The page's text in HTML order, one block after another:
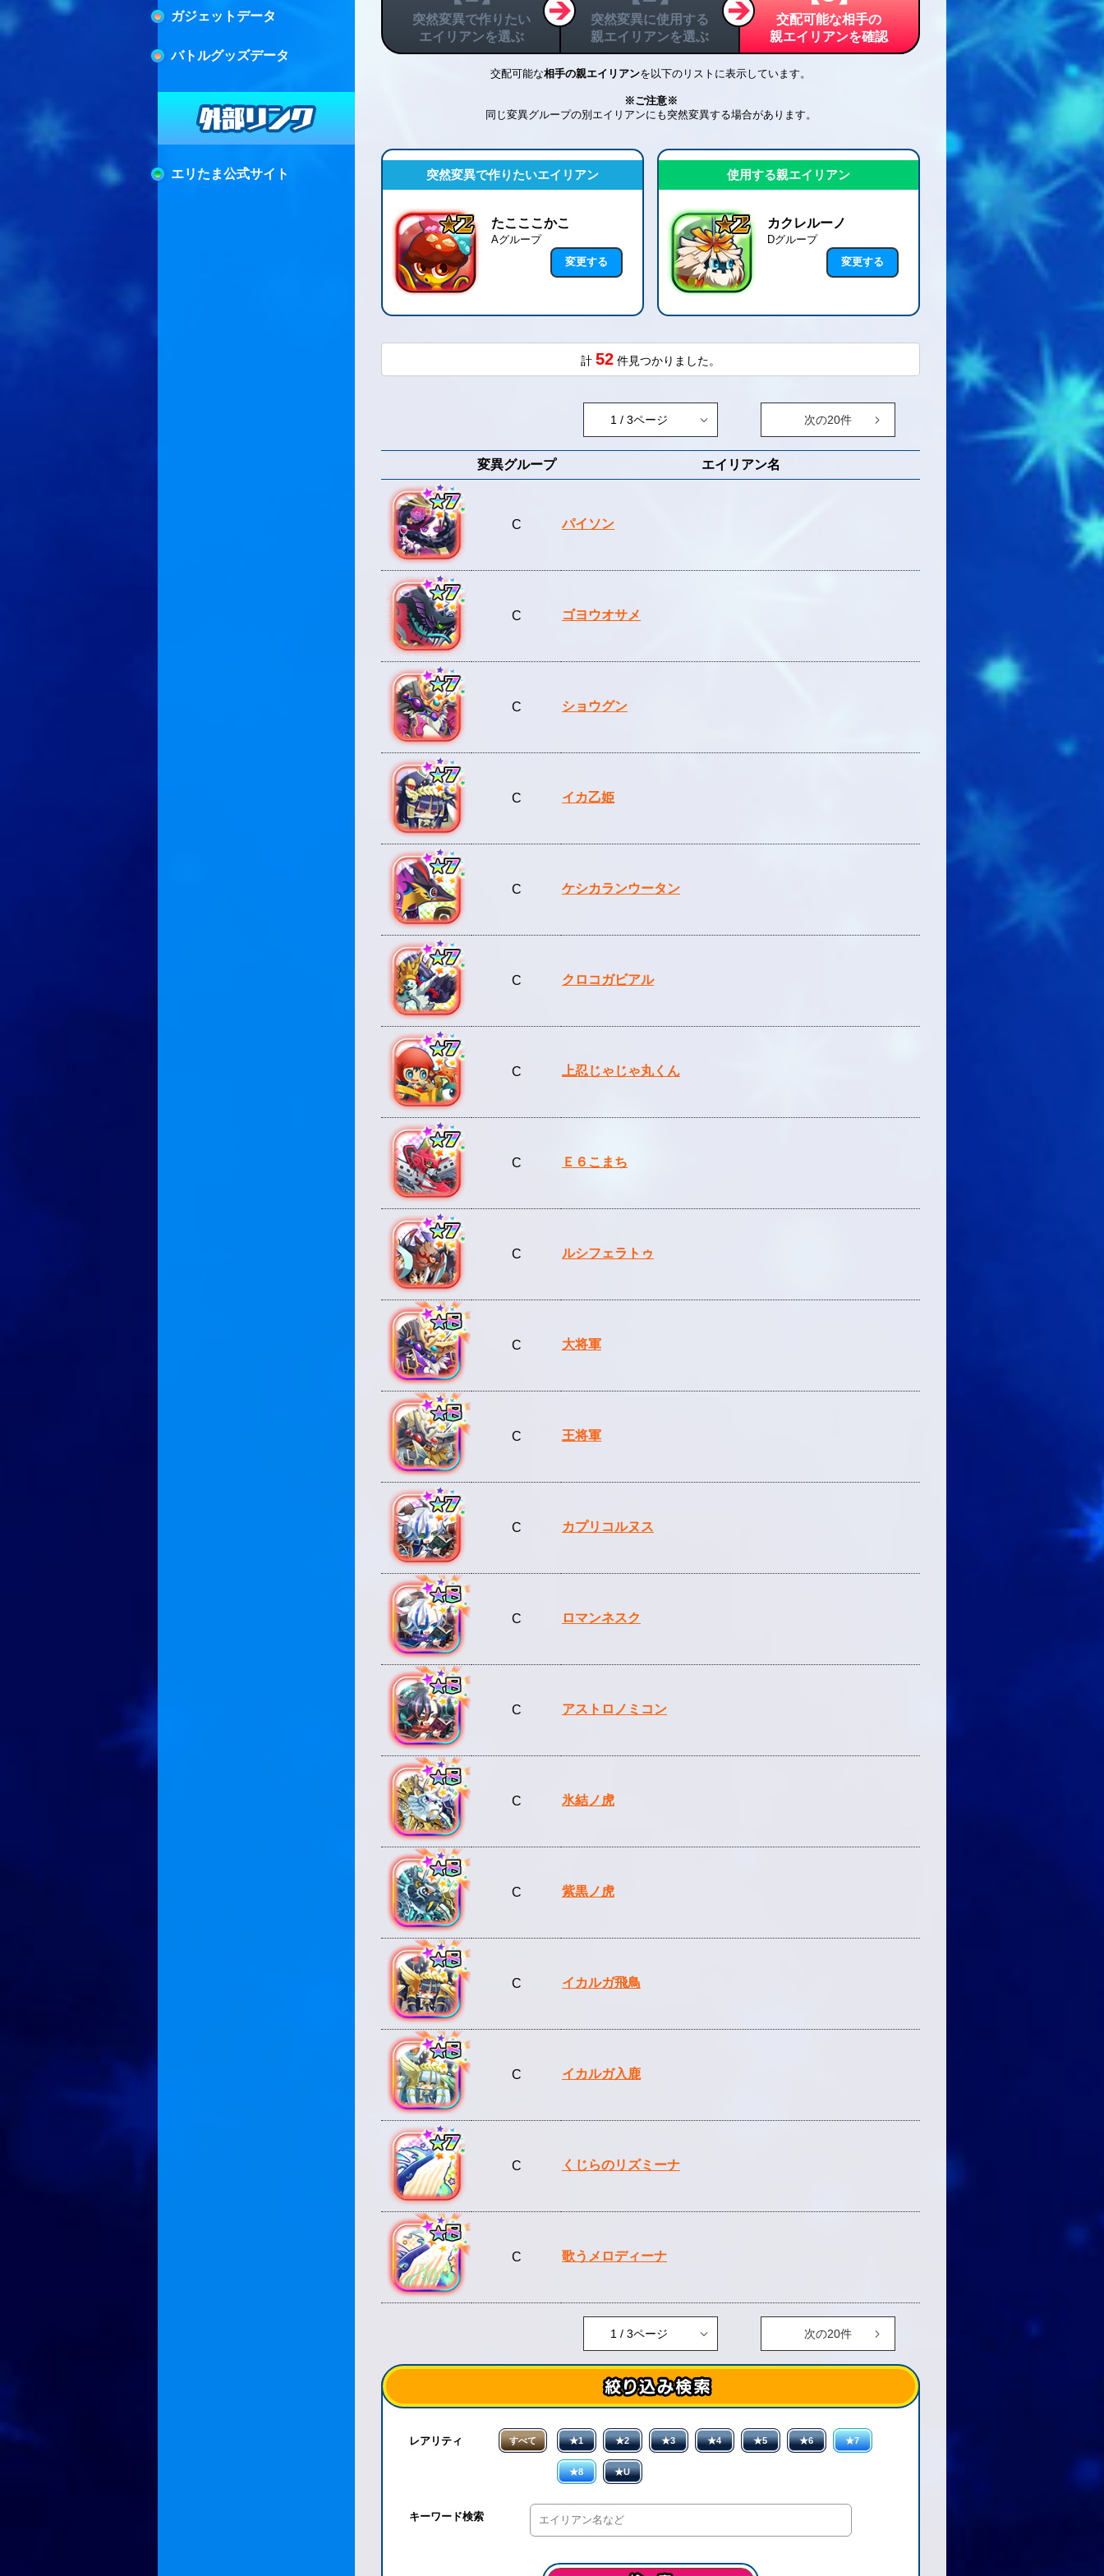
ガジェットデータ
バトルグッズデータ
エリたま公式サイト
突然変異で作りたい
エイリアンを選ぶ
突然変異に使用する
親エイリアンを選ぶ
交配可能な相手の
親エイリアンを確認
交配可能な相手の親エイリアンを 以下のリストに表示しています。
※ご注意※
同じ変異グループの別エイリアンにも 突然変異する場合があります。
突然変異で作りたいエイリアン
たこここかこ
Aグループ
変更する
使用する親エイリアン
カクレルーノ
Dグループ
変更する
計 52 件見つかりました。
次の20件
変異グループ エイリアン名
C パイソン
C ゴヨウオサメ
C ショウグン
C イカ乙姫
C ケシカランウータン
C クロコガビアル
C 上忍じゃじゃ丸くん
C Ｅ６こまち
C ルシフェラトゥ
C 大将軍
C 王将軍
C カプリコルヌス
C ロマンネスク
C アストロノミコン
C 氷結ノ虎
C 紫黒ノ虎
C イカルガ飛鳥
C イカルガ入鹿
C くじらのリズミーナ
C 歌うメロディーナ
次の20件
レアリティ すべて ★1 ★2 ★3 ★4 ★5 ★6 ★7
★8 ★U
キーワード検索